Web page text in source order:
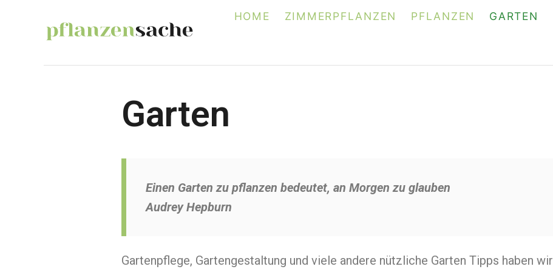
HOME ZIMMERPFLANZEN PFLANZEN GARTEN
Garten
Einen Garten zu pflanzen bedeutet, an Morgen zu glauben
Audrey Hepburn
Gartenpflege, Gartengestaltung und viele andere nützliche Garten Tipps haben wir